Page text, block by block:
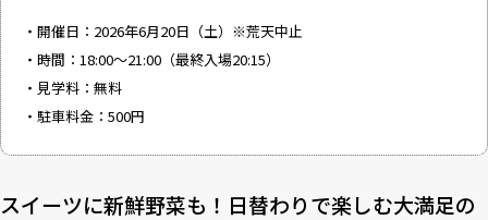
・開催日：2026年6月20日（土）※荒天中止
・時間：18:00～21:00（最終入場20:15）
・見学料：無料
・駐車料金：500円
スイーツに新鮮野菜も！日替わりで楽しむ大満足の